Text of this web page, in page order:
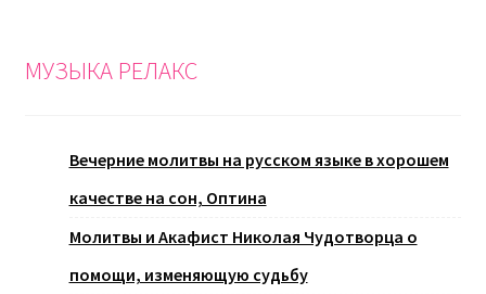
МУЗЫКА РЕЛАКС
Вечерние молитвы на русском языке в хорошем
качестве на сон, Оптина
Молитвы и Акафист Николая Чудотворца о
помощи, изменяющую судьбу